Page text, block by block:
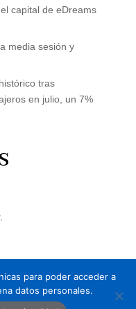
capital de eDreams
media sesión y
tras
en julio, un 7%
Privacidad
para poder acceder a
datos personales.